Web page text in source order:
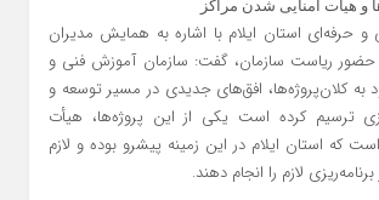
و هیأت امنایی شدن مراکز
حرفه‌ای استان ایلام با اشاره به همایش مدیران
حضور ریاست سازمان، گفت: سازمان آموزش فنی و
به کلان‌پروژه‌ها، افق‌های جدیدی در مسیر توسعه و
ترسیم کرده است یکی از این پروژه‌ها، هیأت
که استان ایلام در این زمینه پیشرو بوده و لازم
لازم را انجام دهند.